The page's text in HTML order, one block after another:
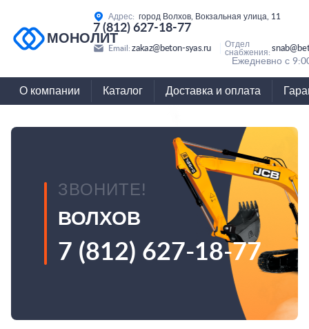
МОНОЛИТ
Адрес: город Волхов, Вокзальная улица, 11
7 (812) 627-18-77
Email: zakaz@beton-syas.ru
Отдел
снабжения:
Ежедневно с
О компании Каталог Доставка и оплата
ЗВОНИТЕ!
ВОЛХОВ
7 (812) 627-18-77